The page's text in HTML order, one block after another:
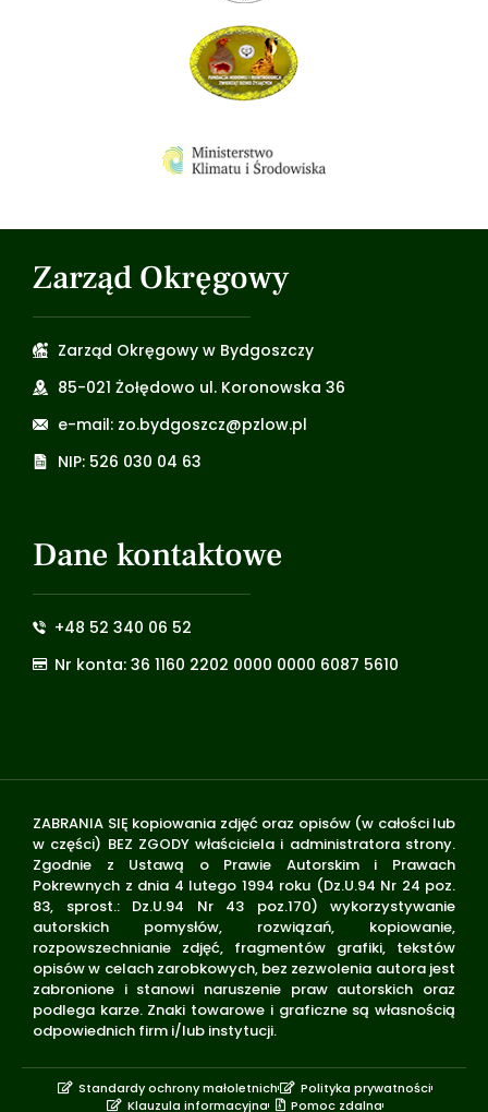
Zarząd Okręgowy
Zarząd Okręgowy w Bydgoszczy
85-021 Żołędowo ul. Koronowska 36
e-mail: zo.bydgoszcz@pzlow.pl
NIP: 526 030 04 63
Dane kontaktowe
+48 52 340 06 52
Nr konta: 36 1160 2202 0000 0000 6087 5610
ZABRANIA SIĘ kopiowania zdjęć oraz opisów (w całości lub
w części) BEZ ZGODY właściciela i administratora strony.
Zgodnie z Ustawą o Prawie Autorskim i Prawach
Pokrewnych z dnia 4 lutego 1994 roku (Dz.U.94 Nr 24 poz.
83, sprost.: Dz.U.94 Nr 43 poz.170) wykorzystywanie
autorskich pomysłów, rozwiązań, kopiowanie,
rozpowszechnianie zdjęć, fragmentów grafiki, tekstów
opisów w celach zarobkowych, bez zezwolenia autora jest
zabronione i stanowi naruszenie praw autorskich oraz
podlega karze. Znaki towarowe i graficzne są własnością
odpowiednich firm i/lub instytucji.
Standardy ochrony małoletnich
Polityka prywatności
Klauzula informacyjna
Pomoc zdalna